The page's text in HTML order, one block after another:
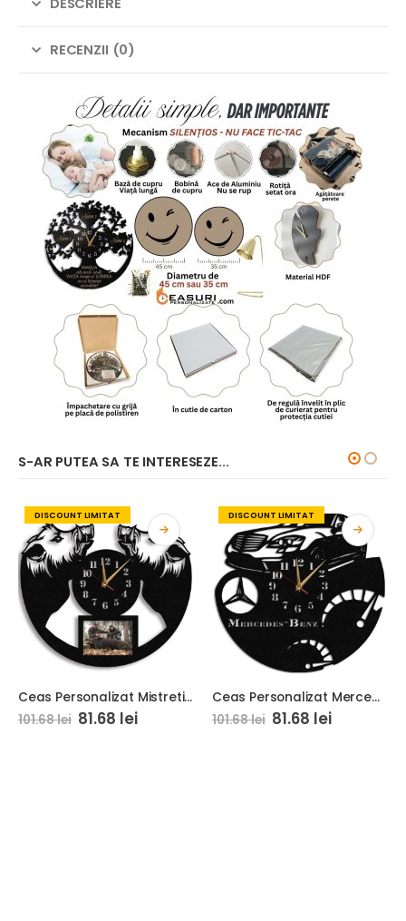
RECENZII (0)
S-AR PUTEA SA TE INTERESEZE...
DISCOUNT LIMITAT
Ceas Personalizat Mistreti cu Poza Pentru Vanator 01
101.68lei 81.68 lei
DISCOUNT LIMITAT
Ceas Personalizat Mercedes Benz
101.68lei 81.68 lei